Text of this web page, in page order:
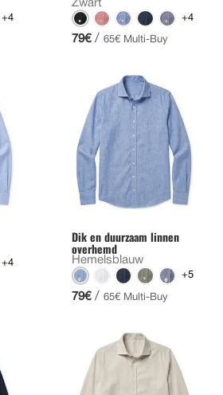
+4
Zwart
+4
79€ / 65€ Multi-Buy
+4
Dik en duurzaam linnen
overhemd
Hemelsblauw
+5
79€ / 65€ Multi-Buy